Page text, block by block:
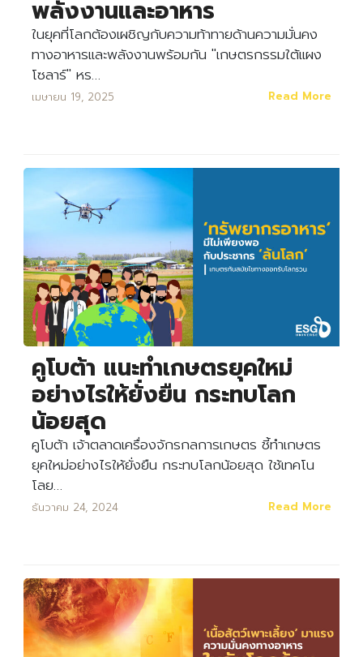
Search
for: Search
พลังงานและอาหาร
ในยุคที่โลกต้องเผชิญกับความท้าทายด้านความมั่นคง
ทางอาหารและพลังงานพร้อมกัน "เกษตรกรรมใต้แผง
โซลาร์" หร…
เมษายน 19, 2025 Read More
คูโบต้า แนะทำเกษตรยุคใหม่
อย่างไรให้ยั่งยืน กระทบโลก
น้อยสุด
คูโบต้า เจ้าตลาดเครื่องจักรกลการเกษตร ชี้ทำเกษตร
ยุคใหม่อย่างไรให้ยั่งยืน กระทบโลกน้อยสุด ใช้เทคโน
โลย…
ธันวาคม 24, 2024 Read More